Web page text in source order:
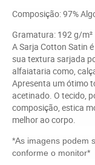
Composição: 97%
Gramatura: 192 g/m²
A Sarja Cotton Satin
sua textura sarjada
alfaiataria como,
Apresenta um ótimo
acetinado. O tecido,
composição, estica
melhor ao corpo.
*As imagens podem
conforme o monitor*